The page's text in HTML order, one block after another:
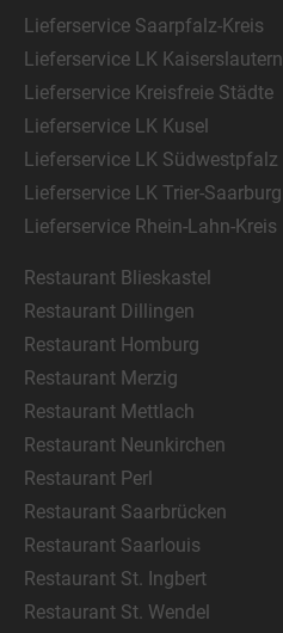
Lieferservice Saarpfalz-Kreis
Lieferservice LK Kaiserslautern
Lieferservice Kreisfreie Städte
Lieferservice LK Kusel
Lieferservice LK Südwestpfalz
Lieferservice LK Trier-Saarburg
Lieferservice Rhein-Lahn-Kreis
Restaurant Blieskastel
Restaurant Dillingen
Restaurant Homburg
Restaurant Merzig
Restaurant Mettlach
Restaurant Neunkirchen
Restaurant Perl
Restaurant Saarbrücken
Restaurant Saarlouis
Restaurant St. Ingbert
Restaurant St. Wendel